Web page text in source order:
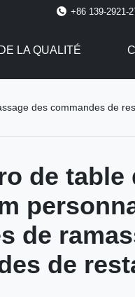
+86 139-2921-
LA QUALITÉ
des commandes de
de table
de
de